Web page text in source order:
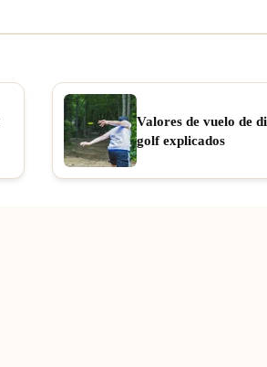
Valores de vuelo de
golf explicados